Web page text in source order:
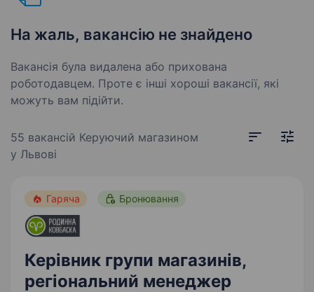
На жаль, вакансію не знайдено
Вакансія була видалена або прихована
роботодавцем. Проте є інші хороші вакансії, які
можуть вам підійти.
55 вакансій Керуючий магазином
у Львові
Гаряча Бронювання
Керівник групи магазинів,
регіональний менеджер